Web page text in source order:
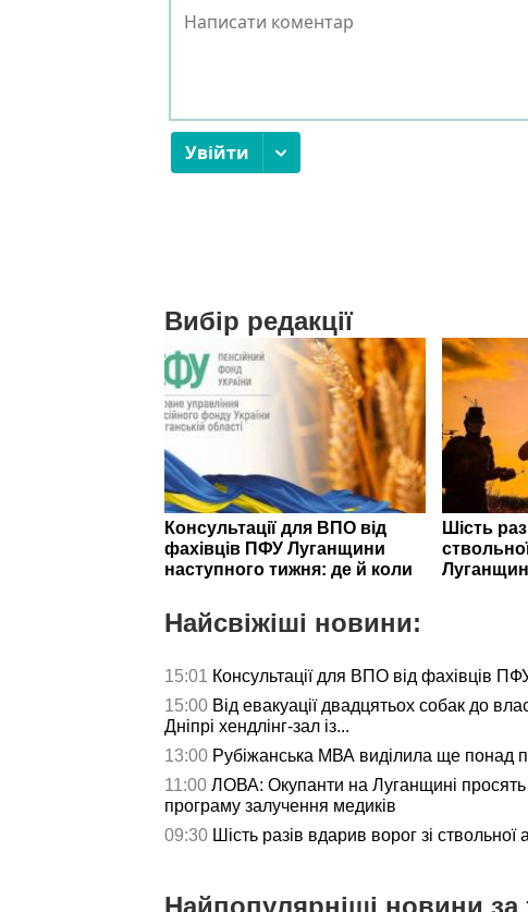
Вибір редакції
Консультації для ВПО від
фахівців ПФУ Луганщини
наступного тижня: де й коли
Шість
Найсвіжіші новини:
15:01 Консультації для ВПО від фахівців
15:00 Від евакуації двадцятьох собак до
Дніпрі хендлінг-зал із...
13:00 Рубіжанська МВА виділила ще понад
11:00 ЛОВА: Окупанти на Луганщині
програму залучення медиків
09:30 Шість разів вдарив ворог зі ствольної
Найпопулярніші новини за